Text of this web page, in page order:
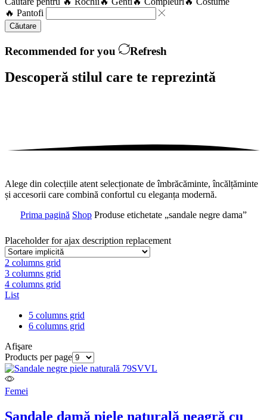
🔥 Pantofi
Căutare
Recommended for you Refresh
Descoperă stilul care te reprezintă
Alege din colecțiile atent selecționate de îmbrăcăminte, încălțăminte
și accesorii care combină confortul cu eleganța modernă.
Prima pagină Shop Produse etichetate „sandale negre dama”
Placeholder for ajax description replacement
2 columns grid
3 columns grid
4 columns grid
List
5 columns grid
6 columns grid
Afişare
Products per page
Femei
Sandale damă piele naturală neagră cu